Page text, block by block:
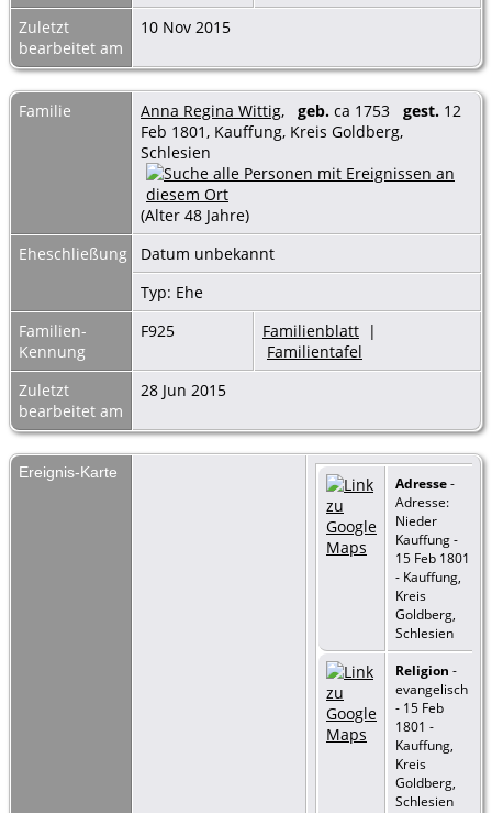
Zuletzt
bearbeitet am
10 Nov 2015
Familie Anna Regina Wittig, geb. ca 1753 gest. 12
Feb 1801, Kauffung, Kreis Goldberg,
Schlesien
(Alter 48 Jahre)
Eheschließung
Datum unbekannt
Typ: Ehe
Familien-
Kennung
F925 Familienblatt |
Familientafel
Zuletzt
bearbeitet am
28 Jun 2015
Ereignis-Karte
Adresse-
Adresse:
Nieder
Kauffung -
15 Feb 1801
- Kauffung,
Kreis
Goldberg,
Schlesien
Religion -
evangelisch
- 15 Feb
1801 -
Kauffung,
Kreis
Goldberg,
Schlesien